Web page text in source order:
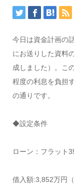
今日は資金計画の
にお送りした資料
成しました）。こ
程度の利息を負担
の通りです。
◆設定条件
ローン：フラット
借入額:3,852万円